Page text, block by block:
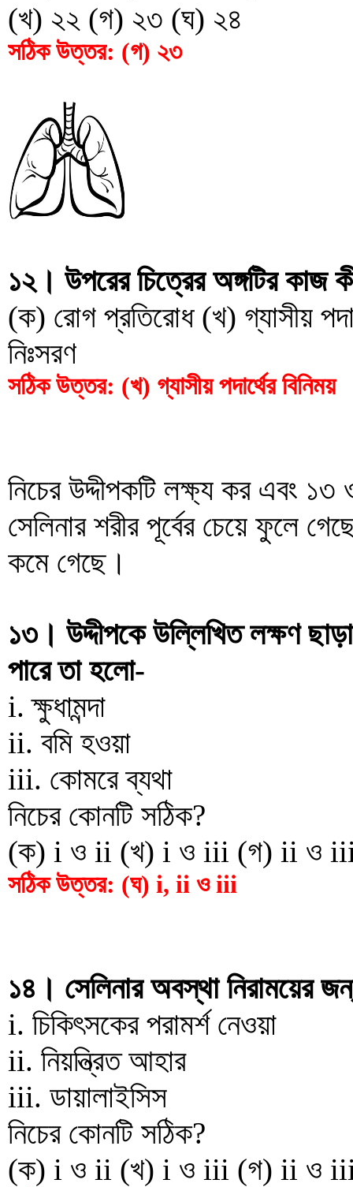
(খ) ২২ (গ) ২৩ (ঘ) ২৪
সঠিক উত্তর: (গ) ২৩
১২। উপরের চিত্রের অঙ্গটির কাজ
(ক) রোগ প্রতিরোধ (খ) গ্যাসীয়
নিঃসরণ
সঠিক উত্তর: (খ) গ্যাসীয় পদার্থের বিনিময়
নিচের উদ্দীপকটি লক্ষ্য কর এবং
সেলিনার শরীর পূর্বের চেয়ে ফুলে
কমে গেছে।
১৩। উদ্দীপকে উল্লিখিত লক্ষণ
পারে তা হলো-
i. ক্ষুধামন্দা
ii. বমি হওয়া
iii. কোমরে ব্যথা
নিচের কোনটি সঠিক?
(ক) i ও ii (খ) i ও iii (গ) ii ও
সঠিক উত্তর: (ঘ) i, ii ও iii
১৪। সেলিনার অবস্থা নিরাময়ের
i. চিকিৎসকের পরামর্শ নেওয়া
ii. নিয়ন্ত্রিত আহার
iii. ডায়ালাইসিস
নিচের কোনটি সঠিক?
(ক) i ও ii (খ) i ও iii (গ) ii ও